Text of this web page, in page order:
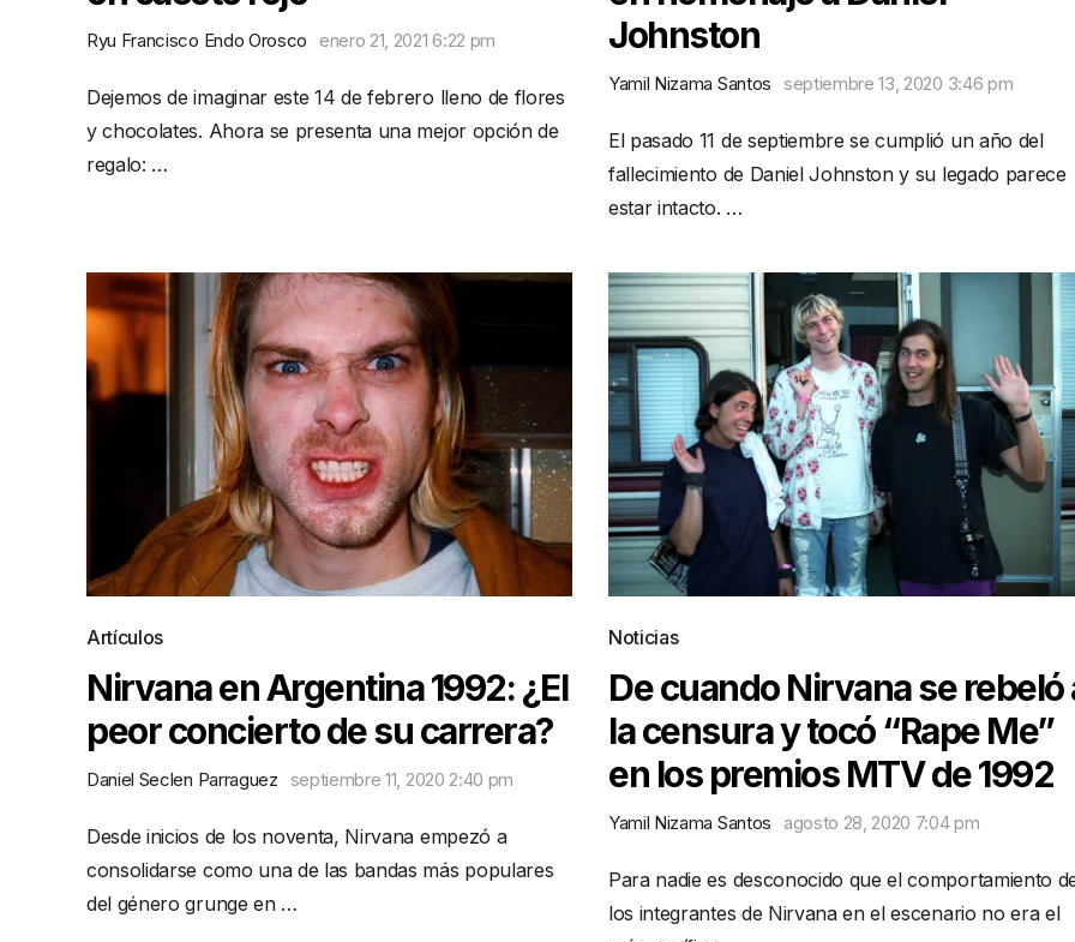
Ryu Francisco Endo Orosco enero 21, 2021 6:22 pm
Dejemos de imaginar este 14 de febrero lleno de flores
y chocolates. Ahora se presenta una mejor opción de
regalo: …
Johnston
Yamil Nizama Santos septiembre 13, 2020 3:46 pm
El pasado 11 de septiembre se cumplió un año del
fallecimiento de Daniel Johnston y su legado parece
estar intacto. …
Artículos
Nirvana en Argentina 1992: ¿El
peor concierto de su carrera?
Daniel Seclen Parraguez septiembre 11, 2020 2:40 pm
Desde inicios de los noventa, Nirvana empezó a
consolidarse como una de las bandas más populares
del género grunge en …
Noticias
De cuando Nirvana se rebeló
la censura y tocó “Rape Me”
en los premios MTV de 1992
Yamil Nizama Santos agosto 28, 2020 7:04 pm
Para nadie es desconocido que el comportamiento
los integrantes de Nirvana en el escenario no era el